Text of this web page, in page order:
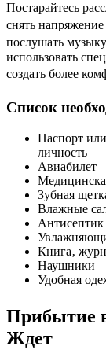
Постарайтесь
снять
послушать
использовать
создать более
Список
Паспорт
личность
Авиабилет
Зубная
Влажные
Антисептик
Книга‚
Наушники
Удобная
Прибытие
Ждет